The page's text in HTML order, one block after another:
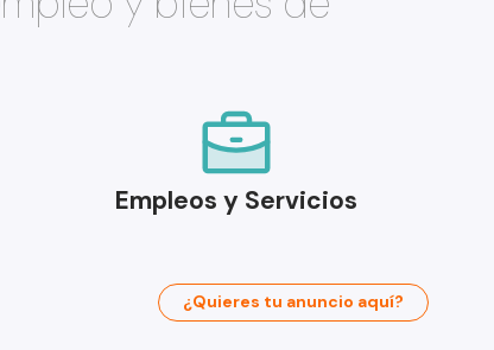
Empleos y Servicios
¿Quieres tu anuncio aquí?